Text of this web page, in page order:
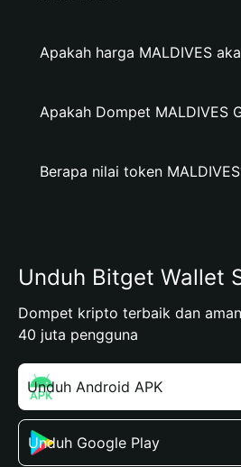
Apakah harga MALDIVES
Apakah Dompet MALDIVES
Berapa nilai token
Unduh Bitget Wallet
Dompet kripto terbaik dan
40 juta pengguna
Unduh Android APK
Unduh Google Play